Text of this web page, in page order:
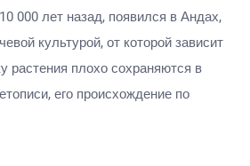
000 лет назад, появился в Андах,
культурой, от которой зависит
растения плохо сохраняются в
его происхождение по